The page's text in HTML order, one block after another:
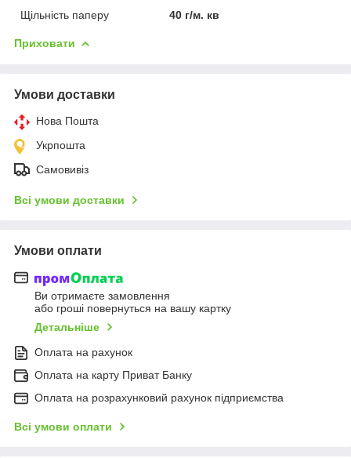
Щільність паперу
40 г/м. кв
Приховати
Умови доставки
Нова Пошта
Укрпошта
Самовивіз
Всі умови доставки
Умови оплати
Ви отримаєте замовлення
або гроші повернуться на вашу картку
Детальніше
Оплата на рахунок
Оплата на карту Приват Банку
Оплата на розрахунковий рахунок підприємства
Всі умови оплати